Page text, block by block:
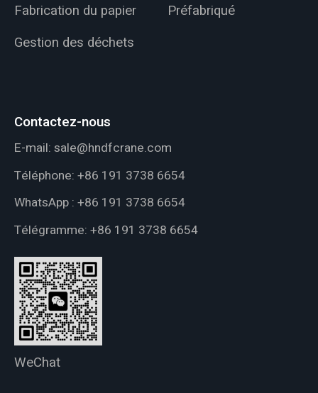
Fabrication du papier
Préfabriqué
Gestion des déchets
Contactez-nous
E-mail: sale@hndfcrane.com
Téléphone: +86 191 3738 6654
WhatsApp : +86 191 3738 6654
Télégramme: +86 191 3738 6654
WeChat